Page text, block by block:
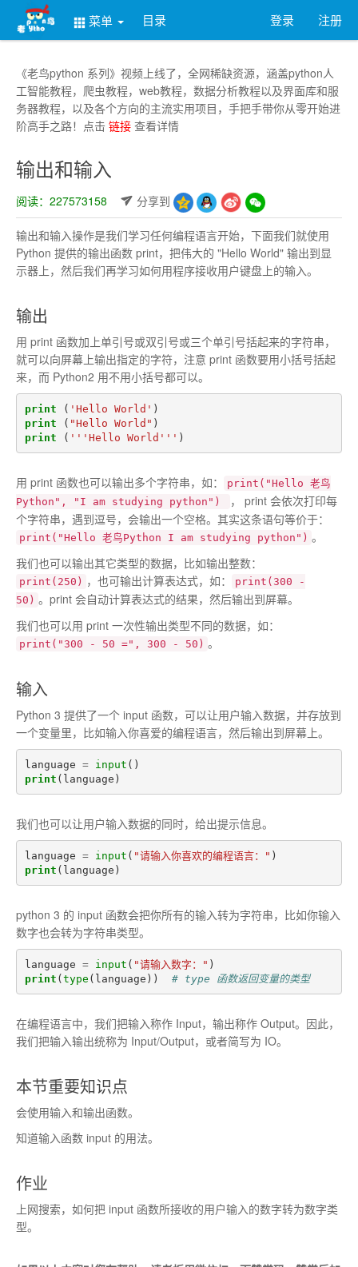
菜单 目录 登录 注册
《老鸟python 系列》视频上线了，全网稀缺资源，涵盖python人
工智能教程，爬虫教程，web教程，数据分析教程以及界面库和服
务器教程，以及各个方向的主流实用项目，手把手带你从零开始进
阶高手之路！点击 链接 查看详情
输出和输入
阅读：227573158 分享到
输出和输入操作是我们学习任何编程语言开始，下面我们就使用
Python 提供的输出函数 print，把伟大的 "Hello World" 输出到显
示器上，然后我们再学习如何用程序接收用户键盘上的输入。
输出
用 print 函数加上单引号或双引号或三个单引号括起来的字符串，
就可以向屏幕上输出指定的字符，注意 print 函数要用小括号括起
来，而 Python2 用不用小括号都可以。
print ( 'Hello World' )
print
( "Hello World" )
print
( '''Hello World''' )
用 print 函数也可以输出多个字符串，如：
print("Hello 老鸟
Python", "I am studying python")
， print 会依次打印每
个字符串，遇到逗号，会输出一个空格。其实这条语句等价于：
print("Hello 老鸟Python I am studying python") 。
我们也可以输出其它类型的数据，比如输出整数：
print(250) ，也可输出计算表达式，如：
print(300 -
50) 。print 会自动计算表达式的结果，然后输出到屏幕。
我们也可以用 print 一次性输出类型不同的数据，如：
print("300 - 50 =", 300 - 50) 。
输入
Python 3 提供了一个 input 函数，可以让用户输入数据，并存放到
一个变量里，比如输入你喜爱的编程语言，然后输出到屏幕上。
language = input ()
print ( language )
我们也可以让用户输入数据的同时，给出提示信息。
language = input ( "请输入你喜欢的编程语言：" )
print ( language )
python 3 的 input 函数会把你所有的输入转为字符串，比如你输入
数字也会转为字符串类型。
language = input ( "请输入数字：" )
print (type ( language )) # type 函数返回变量的类型
在编程语言中，我们把输入称作 Input，输出称作 Output。因此，
我们把输入输出统称为 Input/Output，或者简写为 IO。
本节重要知识点
会使用输入和输出函数。
知道输入函数 input 的用法。
作业
上网搜索，如何把 input 函数所接收的用户输入的数字转为数字类
型。